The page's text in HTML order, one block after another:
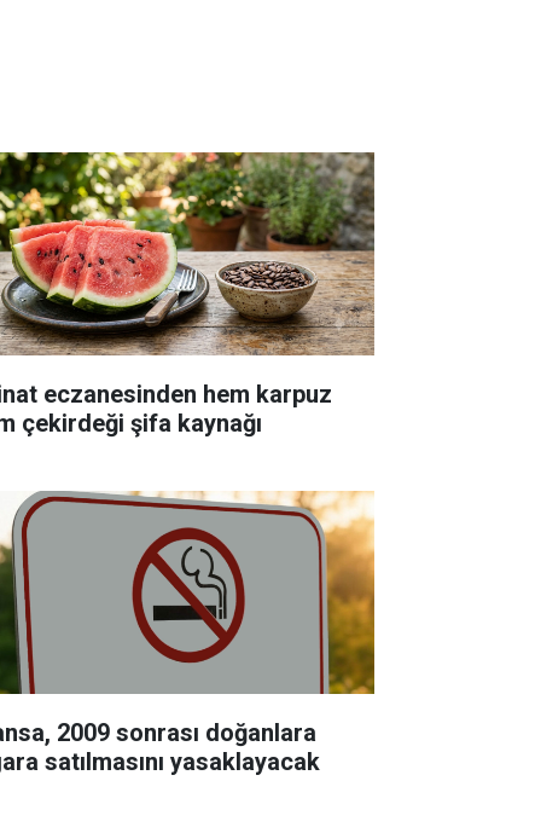
eczanesinden hem karpuz
çekirdeği şifa kaynağı
2009 sonrası doğanlara
satılmasını yasaklayacak